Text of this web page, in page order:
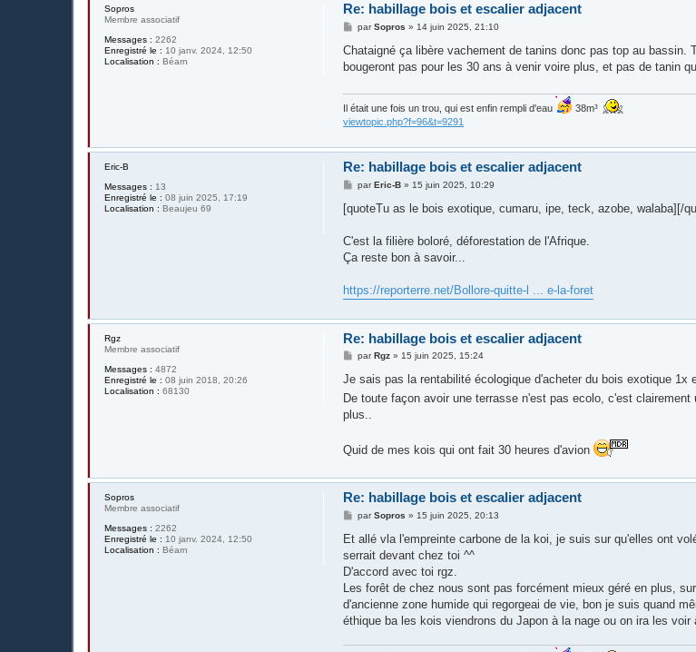
Sopros
Membre associatif
Messages : 2262
Enregistré le : 10 janv. 2024, 12:50
Localisation : Béarn
Re: habillage bois et escalier adjacent
M
s
a
parSopros » 14 juin 2025, 21:10
Chataigné ça libère vachement de tanins donc pas top au
bougeront pas pour les 30 ans à venir voire plus, et pas de tanin
Il était une fois un trou, qui est enfin rempli d'eau
38m³
viewtopic.php?f=96&t=9291
Eric-B
Messages : 13
Enregistré le : 08 juin 2025, 17:19
Localisation : Beaujeu 69
Re: habillage bois et escalier adjacent
M
s
g
parEric-B » 15 juin 2025, 10:29
[quoteTu as le bois exotique, cumaru, ipe, teck, azobe, walaba][/
C'est la filière boloré, déforestation de l'Afrique.
Ça reste bon à savoir...
https://reporterre.net/Bollore-quitte-l ... e-la-foret
Rgz
Membre associatif
Messages : 4872
Enregistré le : 08 juin 2018, 20:26
Localisation : 68130
Re: habillage bois et escalier adjacent
M
s
a
e
parRgz »15 juin 2025, 15:24
Je sais pas la rentabilité écologique d'acheter du bois exotique
De toute façon avoir une terrasse n'est pas ecolo, c'est clairement
plus..
Quid de mes kois qui ont fait 30 heures d'avion
Sopros
Membre associatif
Messages : 2262
Enregistré le : 10 janv. 2024, 12:50
Localisation : Béarn
Re: habillage bois et escalier adjacent
M
s
a
g
parSopros » 15 juin 2025, 20:13
Et allé vla l'empreinte carbone de la koi, je suis sur qu'elles ont
serrait devant chez toi ^^
D'accord avec toi rgz.
Les forêt de chez nous sont pas forcément mieux géré en plus,
d'ancienne zone humide qui regorgeai de vie, bon je suis quand
éthique ba les kois viendrons du Japon à la nage ou on ira les